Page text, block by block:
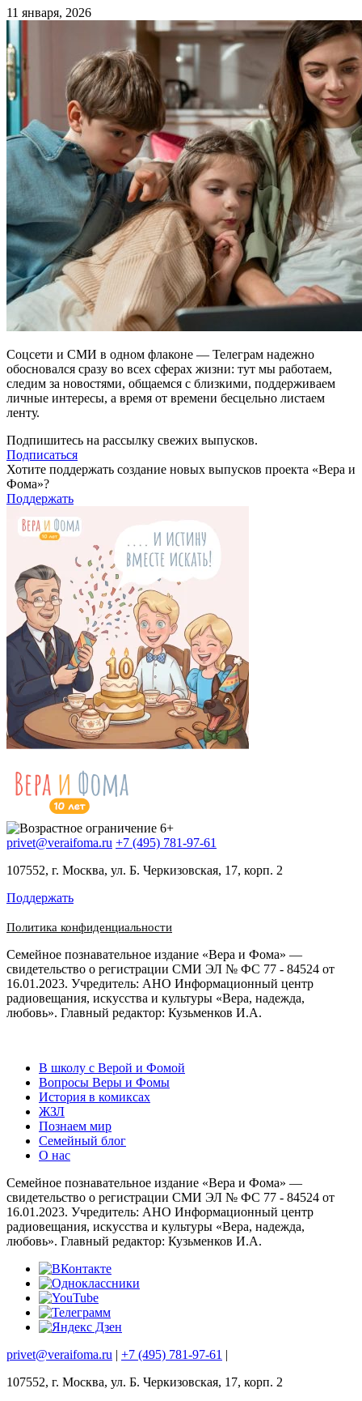
11 января, 2026
Соцсети и СМИ в одном флаконе — Телеграм надежно
обосновался сразу во всех сферах жизни: тут мы работаем,
следим за новостями, общаемся с близкими, поддерживаем
личные интересы, а время от времени бесцельно листаем
ленту.
Подпишитесь на рассылку свежих выпусков.
Подписаться
Хотите поддержать создание новых выпусков проекта «Вера и
Фома»?
Поддержать
privet@veraifoma.ru +7 (495) 781-97-61
107552, г. Москва, ул. Б. Черкизовская, 17, корп. 2
Поддержать
Политика конфиденциальности
Семейное познавательное издание «Вера и Фома» —
свидетельство о регистрации СМИ ЭЛ № ФС 77 - 84524 от
16.01.2023. Учредитель: АНО Информационный центр
радиовещания, искусства и культуры «Вера, надежда,
любовь». Главный редактор: Кузьменков И.А.
В школу с Верой и Фомой
Вопросы Веры и Фомы
История в комиксах
ЖЗЛ
Познаем мир
Семейный блог
О нас
Семейное познавательное издание «Вера и Фома» —
свидетельство о регистрации СМИ ЭЛ № ФС 77 - 84524 от
16.01.2023. Учредитель: АНО Информационный центр
радиовещания, искусства и культуры «Вера, надежда,
любовь». Главный редактор: Кузьменков И.А.
privet@veraifoma.ru | +7 (495) 781-97-61 |
107552, г. Москва, ул. Б. Черкизовская, 17, корп. 2